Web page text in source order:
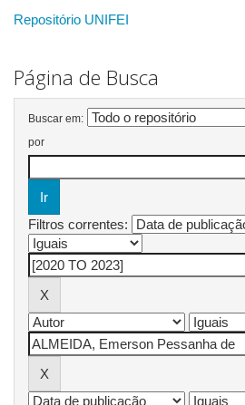
Repositório UNIFEI
Página de Busca
Buscar em:
por
Filtros correntes: